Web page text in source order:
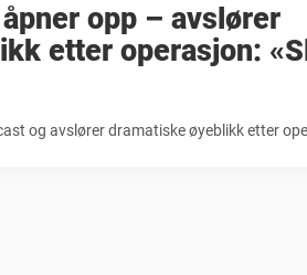
opp – avslører
etter operasjon:
og avslører dramatiske øyeblikk etter